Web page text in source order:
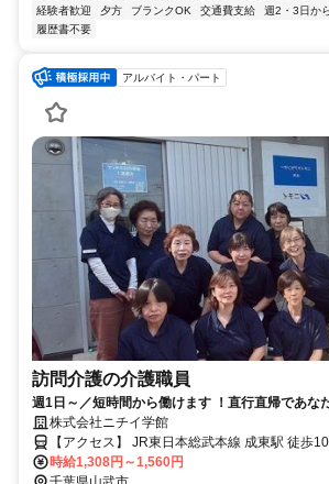
経験者歓迎
夕方 ブランクOK 交通費支給 週2・3日か
履歴書不要
アルバイト・パート
訪問介護の介護職員
週1日～／短時間から働けます ！直行直帰であな
方が魅力です。未経験の方も大歓迎！先輩社員が
ので安心して働けます。 ご利用者様の在宅の生活
（ホームヘルパー）のお仕事です。
株式会社ニチイ学館
【アクセス】 JR東日本総武本線 成東駅 徒歩10分 ■住 所 千葉県
市 殿台282-6 ■アクセス JR東日本総武本線
時給1,308円～1,560円